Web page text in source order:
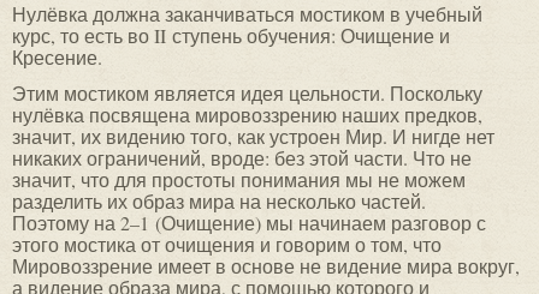
Нулёвка должна заканчиваться мостиком в учебный
курс, то есть во II ступень обучения: Очищение и
Кресение.
Этим мостиком является идея цельности. Поскольку
нулёвка посвящена мировоззрению наших предков,
значит, их видению того, как устроен Мир. И нигде нет
никаких ограничений, вроде: без этой части. Что не
значит, что для простоты понимания мы не можем
разделить их образ мира на несколько частей.
Поэтому на 2–1 (Очищение) мы начинаем разговор с
этого мостика от очищения и говорим о том, что
Мировоззрение имеет в основе не видение мира вокруг,
а видение образа мира, с помощью которого и